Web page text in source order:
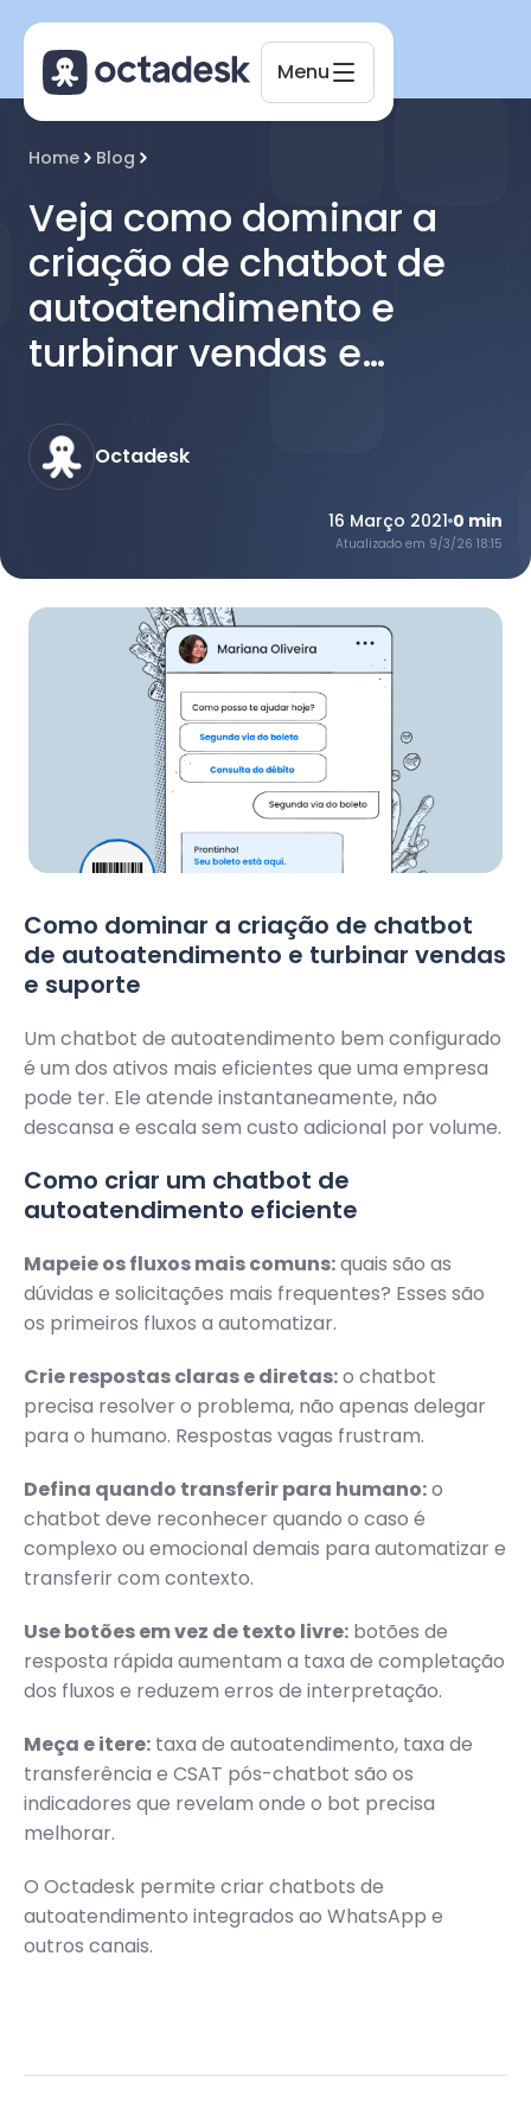
Menu
Home Blog
Veja como dominar a
criação de chatbot de
autoatendimento e
turbinar vendas e
Octadesk
16 Março 2021 0 min
Atualizado em 9/3/26 18:15
Como dominar a criação de chatbot
de autoatendimento e turbinar vendas
e suporte
Um chatbot de autoatendimento bem configurado
é um dos ativos mais eficientes que uma empresa
pode ter. Ele atende instantaneamente, não
descansa e escala sem custo adicional por volume.
Como criar um chatbot de
autoatendimento eficiente
Mapeie os fluxos mais comuns:quais são as
dúvidas e solicitações mais frequentes? Esses são
os primeiros fluxos a automatizar.
Crie respostas claras e diretas:o chatbot
precisa resolver o problema, não apenas delegar
para o humano. Respostas vagas frustram.
Defina quando transferir para humano:o
chatbot deve reconhecer quando o caso é
complexo ou emocional demais para automatizar e
transferir com contexto.
Use botões em vez de texto livre: botões de
resposta rápida aumentam a taxa de completação
dos fluxos e reduzem erros de interpretação.
Meça e itere: taxa de autoatendimento, taxa de
transferência e CSAT pós-chatbot são os
indicadores que revelam onde o bot precisa
melhorar.
O Octadesk permite criar chatbots de
autoatendimento integrados ao WhatsApp e
outros canais.
Octadesk
Online agora